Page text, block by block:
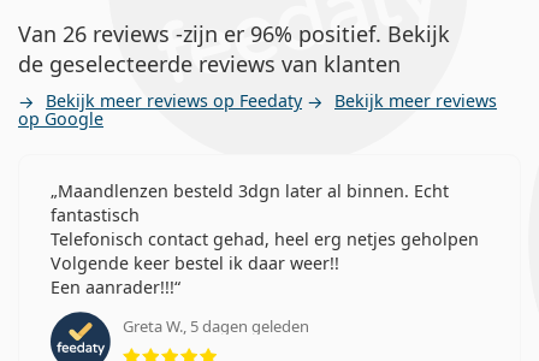
Van 26 reviews -zijn er 96% positief. Bekijk
de geselecteerde reviews van klanten
Bekijk meer reviews op Feedaty Bekijk meer reviews
op Google
Maandlenzen besteld 3dgn later al binnen. Echt
fantastisch
Telefonisch contact gehad, heel erg netjes geholpen
Volgende keer bestel ik daar weer!!
Een aanrader!!!
Greta W., 5 dagen geleden
Beoordeling 5 van 5